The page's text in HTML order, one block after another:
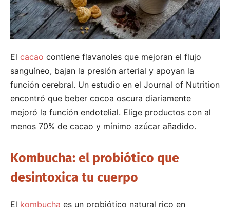
El cacao contiene flavanoles que mejoran el flujo
sanguíneo, bajan la presión arterial y apoyan la
función cerebral. Un estudio en el Journal of Nutrition
encontró que beber cocoa oscura diariamente
mejoró la función endotelial. Elige productos con al
menos 70% de cacao y mínimo azúcar añadido.
Kombucha: el probiótico que
desintoxica tu cuerpo
El kombucha es un probiótico natural rico en